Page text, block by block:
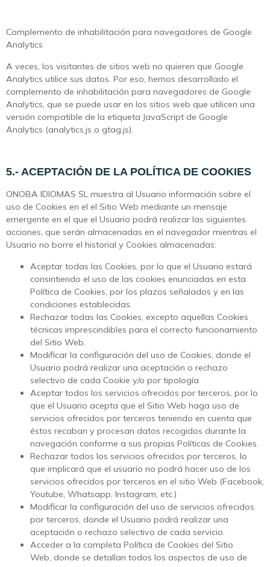
Complemento de inhabilitación para navegadores de Google
Analytics
A veces, los visitantes de sitios web no quieren que Google
Analytics utilice sus datos. Por eso, hemos desarrollado el
complemento de inhabilitación para navegadores de Google
Analytics, que se puede usar en los sitios web que utilicen una
versión compatible de la etiqueta JavaScript de Google
Analytics (analytics.js o gtag.js).
5.- ACEPTACIÓN DE LA POLÍTICA DE COOKIES
ONOBA IDIOMAS SL muestra al Usuario información sobre el
uso de Cookies en el el Sitio Web mediante un mensaje
emergente en el que el Usuario podrá realizar las siguientes
acciones, que serán almacenadas en el navegador mientras el
Usuario no borre el historial y Cookies almacenadas:
Aceptar todas las Cookies, por lo que el Usuario estará
consintiendo el uso de las cookies enunciadas en esta
Política de Cookies, por los plazos señalados y en las
condiciones establecidas.
Rechazar todas las Cookies, excepto aquellas Cookies
técnicas imprescindibles para el correcto funcionamiento
del Sitio Web.
Modificar la configuración del uso de Cookies, donde el
Usuario podrá realizar una aceptación o rechazo
selectivo de cada Cookie y/o por tipología
Aceptar todos los servicios ofrecidos por terceros, por lo
que el Usuario acepta que el Sitio Web haga uso de
servicios ofrecidos por terceros teniendo en cuenta que
éstos recaban y procesan datos recogidos durante la
navegación conforme a sus propias Políticas de Cookies.
Rechazar todos los servicios ofrecidos por terceros, lo
que implicará que el usuario no podrá hacer uso de los
servicios ofrecidos por terceros en el sitio Web (Facebook,
Youtube, Whatsapp, Instagram, etc.)
Modificar la configuración del uso de servicios ofrecidos
por terceros, donde el Usuario podrá realizar una
aceptación o rechazo selectivo de cada servicio.
Acceder a la completa Política de Cookies del Sitio
Web, donde se detallan todos los aspectos de uso de